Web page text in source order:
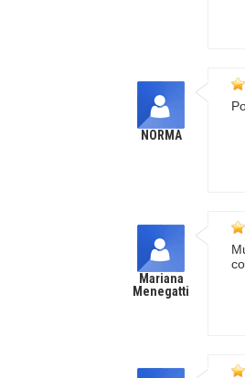
NORMA
Mariana
Menegatti